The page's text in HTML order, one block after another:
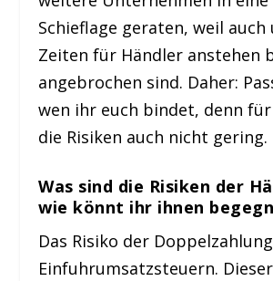
Schieflage geraten, weil
Zeiten für Händler anstehen
angebrochen sind. Daher:
wen ihr euch bindet, denn
die Risiken auch nicht gering.
Was sind die Risiken der
wie könnt ihr ihnen
Das Risiko der
Einfuhrumsatzsteuern.